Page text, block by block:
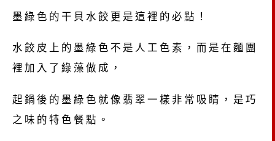
墨綠色的干貝水餃更是這裡的必點！
水餃皮上的墨綠色不是人工色素，而是在麵團
裡加入了綠藻做成，
起鍋後的墨綠色就像翡翠一樣非常吸睛，是巧
之味的特色餐點。